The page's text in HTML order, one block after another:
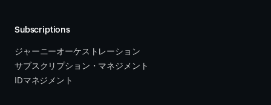
Subscriptions
ジャーニーオーケストレーション
サブスクリプション・マネジメント
IDマネジメント